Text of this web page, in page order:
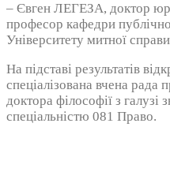
– Євген ЛЕГЕЗА, доктор
професор кафедри
Університету митної
На підставі результатів
спеціалізована вчена
доктора філософії з галузі
спеціальністю 081 Право.